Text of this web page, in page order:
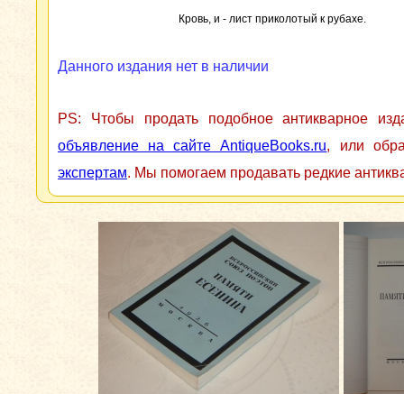
Кровь, и - лист приколотый к рубахе.
Данного издания нет в наличии
PS: Чтобы продать подобное антикварное
объявление на сайте AntiqueBooks.ru, или
экспертам. Мы помогаем продавать редкие